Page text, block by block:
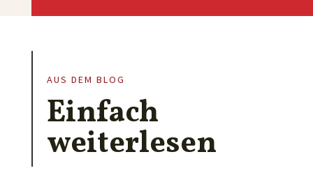
AUS DEM BLOG
Einfach
weiterlesen